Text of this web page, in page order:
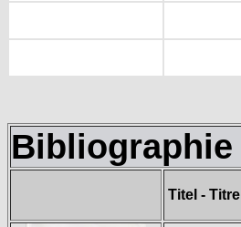
Bibliographie
Titel - Titre